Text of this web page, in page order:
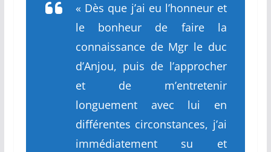
« Dès que j’ai eu l’honneur et
le bonheur de faire la
connaissance de Mgr le duc
d’Anjou, puis de l’approcher
et de m’entretenir
longuement avec lui en
différentes circonstances, j’ai
immédiatement su et